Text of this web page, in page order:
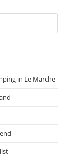
in Le Marche